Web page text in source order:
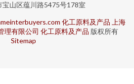
宝山区蕴川路5475号178室
化工原料及产品 上海
理有限公司 化工原料及产品 版权所有
Sitemap